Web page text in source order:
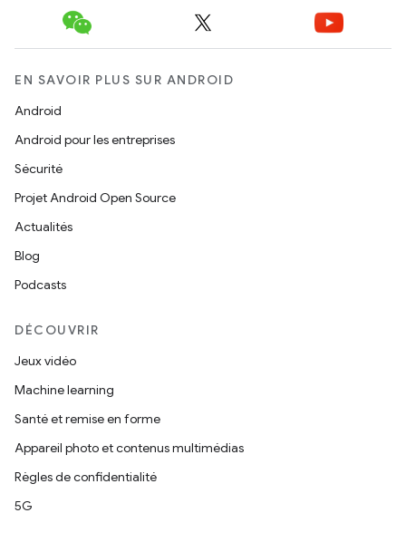
EN SAVOIR PLUS SUR ANDROID
Android
Android pour les entreprises
Sécurité
Projet Android Open Source
Actualités
Blog
Podcasts
DÉCOUVRIR
Jeux vidéo
Machine learning
Santé et remise en forme
Appareil photo et contenus multimédias
Règles de confidentialité
5G